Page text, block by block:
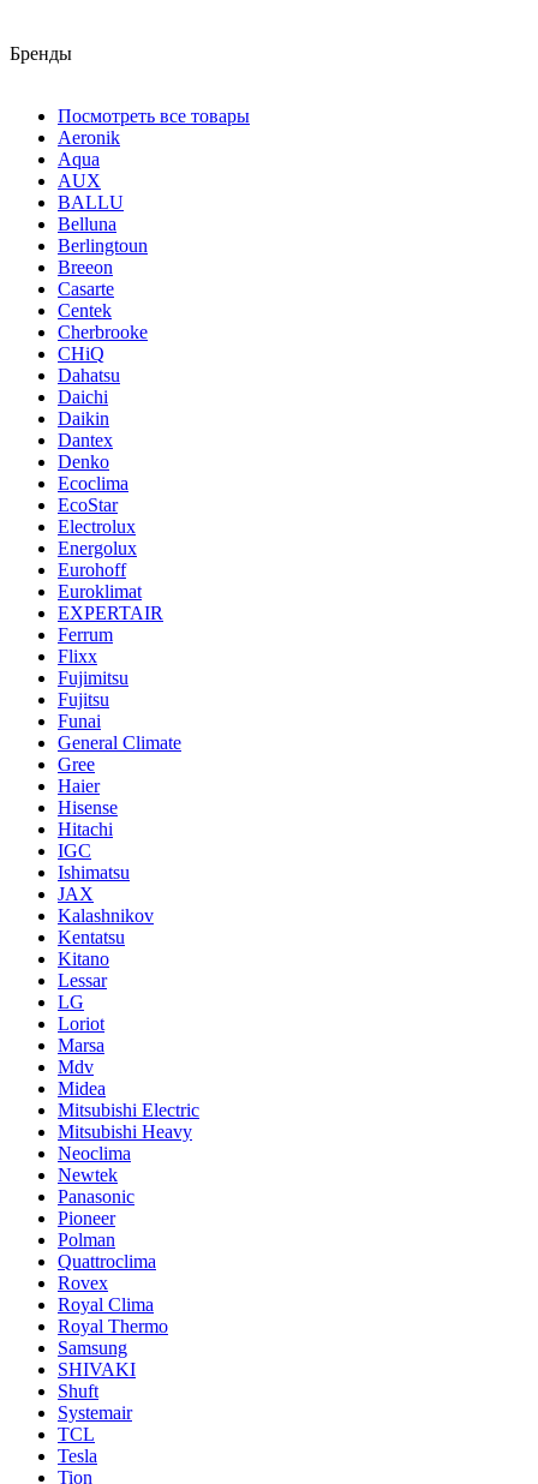
Бренды
Посмотреть все товары
Aeronik
Aqua
AUX
BALLU
Belluna
Berlingtoun
Breeon
Casarte
Centek
Cherbrooke
CHiQ
Dahatsu
Daichi
Daikin
Dantex
Denko
Ecoclima
EcoStar
Electrolux
Energolux
Eurohoff
Euroklimat
EXPERTAIR
Ferrum
Flixx
Fujimitsu
Fujitsu
Funai
General Climate
Gree
Haier
Hisense
Hitachi
IGC
Ishimatsu
JAX
Kalashnikov
Kentatsu
Kitano
Lessar
LG
Loriot
Marsa
Mdv
Midea
Mitsubishi Electric
Mitsubishi Heavy
Neoclima
Newtek
Panasonic
Pioneer
Polman
Quattroclima
Rovex
Royal Clima
Royal Thermo
Samsung
SHIVAKI
Shuft
Systemair
TCL
Tesla
Tion